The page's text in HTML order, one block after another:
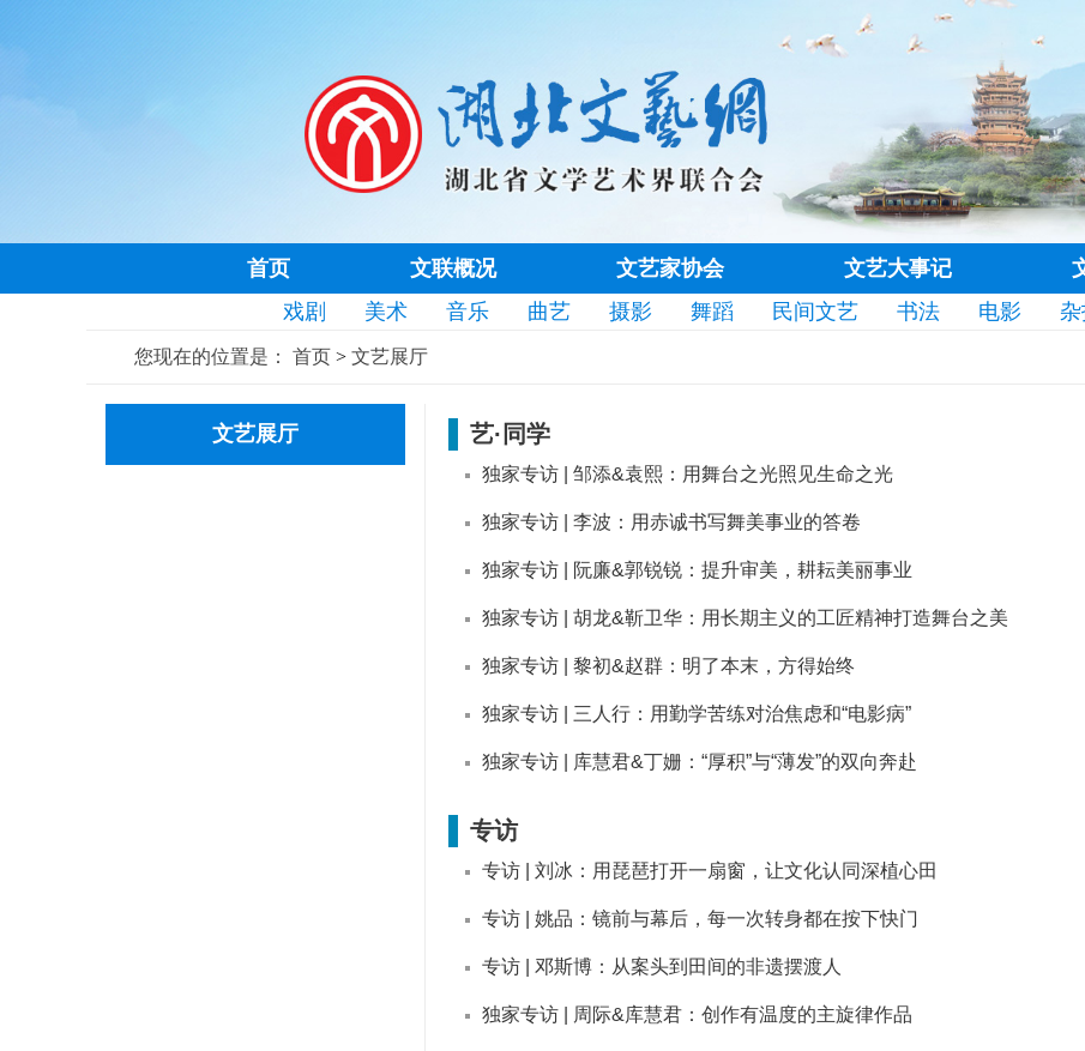
首页 文联概况 文艺家协会 文艺大事记
戏剧
美术 音乐 曲艺 摄影 舞蹈 民间文艺 书法 电影 杂
您现在的位置是： 首页 > 文艺展厅
文艺展厅 艺·同学
独家专访 | 邹添&袁熙：用舞台之光照见生命之光
独家专访 | 李波：用赤诚书写舞美事业的答卷
独家专访 | 阮廉&郭锐锐：提升审美，耕耘美丽事业
独家专访 | 胡龙&靳卫华：用长期主义的工匠精神打造舞台之美
独家专访 | 黎初&赵群：明了本末，方得始终
独家专访 | 三人行：用勤学苦练对治焦虑和“电影病”
独家专访 | 库慧君&丁姗：“厚积”与“薄发”的双向奔赴
专访
专访 | 刘冰：用琵琶打开一扇窗，让文化认同深植心田
专访 | 姚品：镜前与幕后，每一次转身都在按下快门
专访 | 邓斯博：从案头到田间的非遗摆渡人
独家专访 | 周际&库慧君：创作有温度的主旋律作品